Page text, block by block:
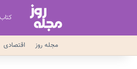
کتاب
مجله روز اقتصادی